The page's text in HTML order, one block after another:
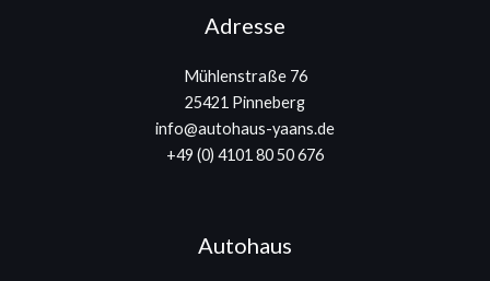
Adresse
Mühlenstraße 76
25421 Pinneberg
info@autohaus-yaans.de
+49 (0) 4101 80 50 676
Autohaus